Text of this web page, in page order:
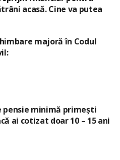
acasă. Cine va putea
majoră în Codul
pensie minimă primești
ai cotizat doar 10 – 15 ani